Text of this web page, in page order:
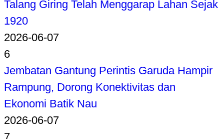
Talang Giring Telah Menggarap Lahan Sejak
1920
2026-06-07
6
Jembatan Gantung Perintis Garuda Hampir
Rampung, Dorong Konektivitas dan
Ekonomi Batik Nau
2026-06-07